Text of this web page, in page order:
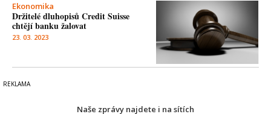
Ekonomika
Držitelé dluhopisů Credit Suisse
chtějí banku žalovat
23. 03. 2023
Naše zprávy najdete i na sítích